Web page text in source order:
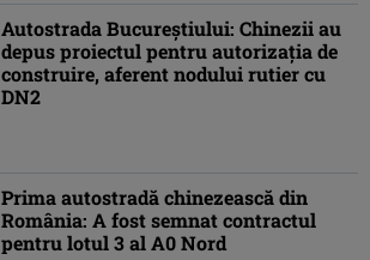
Autostrada Bucureștiului: Chinezii au
depus proiectul pentru autorizația de
construire, aferent nodului rutier cu
DN2
Prima autostradă chinezească din
România: A fost semnat contractul
pentru lotul 3 al A0 Nord